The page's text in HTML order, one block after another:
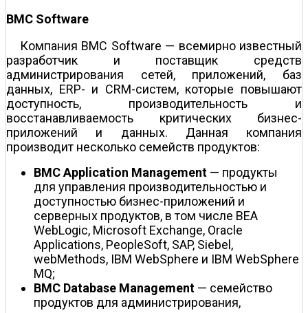
BMC Software
Компания BMC Software — всемирно известный
разработчик и поставщик средств
администрирования сетей, приложений, баз
данных, ERP- и CRM-систем, которые повышают
доступность, производительность и
восстанавливаемость критических бизнес-
приложений и данных. Данная компания
производит несколько семейств продуктов:
BMC Application Management — продукты
для управления производительностью и
доступностью бизнес-приложений и
серверных продуктов, в том числе BEA
WebLogic, Microsoft Exchange, Oracle
Applications, PeopleSoft, SAP, Siebel,
webMethods, IBM WebSphere и IBM WebSphere
MQ;
BMC Database Management — семейство
продуктов для администрирования,